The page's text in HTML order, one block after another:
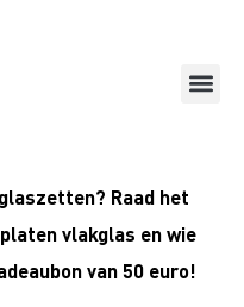
Raad het
vlakglas en wie
van 50 euro!